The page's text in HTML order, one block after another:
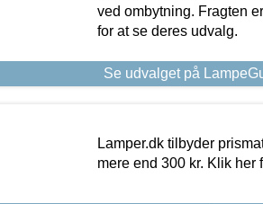
ved ombytning. Fragten
for at se deres udvalg.
Se udvalget på
Lamper.dk tilbyder
mere end 300 kr. Klik her